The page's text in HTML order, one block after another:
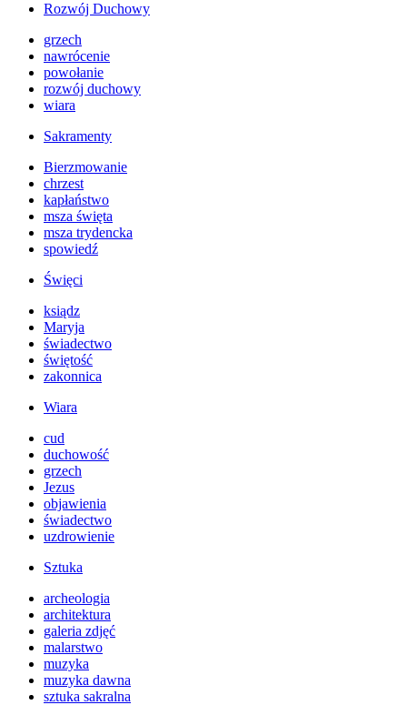
Rozwój Duchowy
grzech
nawrócenie
powołanie
rozwój duchowy
wiara
Sakramenty
Bierzmowanie
chrzest
kapłaństwo
msza święta
msza trydencka
spowiedź
Święci
ksiądz
Maryja
świadectwo
świętość
zakonnica
Wiara
cud
duchowość
grzech
Jezus
objawienia
świadectwo
uzdrowienie
Sztuka
archeologia
architektura
galeria zdjęć
malarstwo
muzyka
muzyka dawna
sztuka sakralna